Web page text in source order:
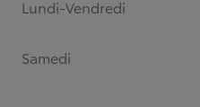
Lundi-Vendredi
Samedi